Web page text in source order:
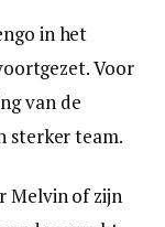
in het
Voor
van de
sterker team.
Melvin of zijn